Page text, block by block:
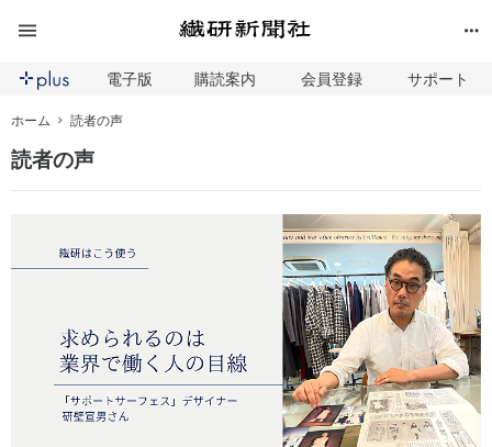
電子版 購読案内 会員登録 サポート
ホーム 読者の声
読者の声